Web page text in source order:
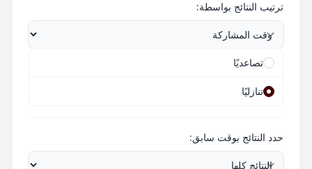
ترتيب النتائج بواسطة:
تصاعديًا
تنازليًا
حدد النتائج بوقت سابق: